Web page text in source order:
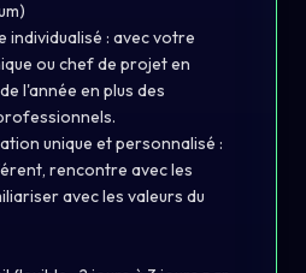
individualisé : avec votre
ou chef de projet en
l'année en plus des
unique et personnalisé :
rencontre avec les
avec les valeurs du